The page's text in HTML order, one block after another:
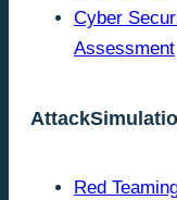
Cyber
Assessment
Red